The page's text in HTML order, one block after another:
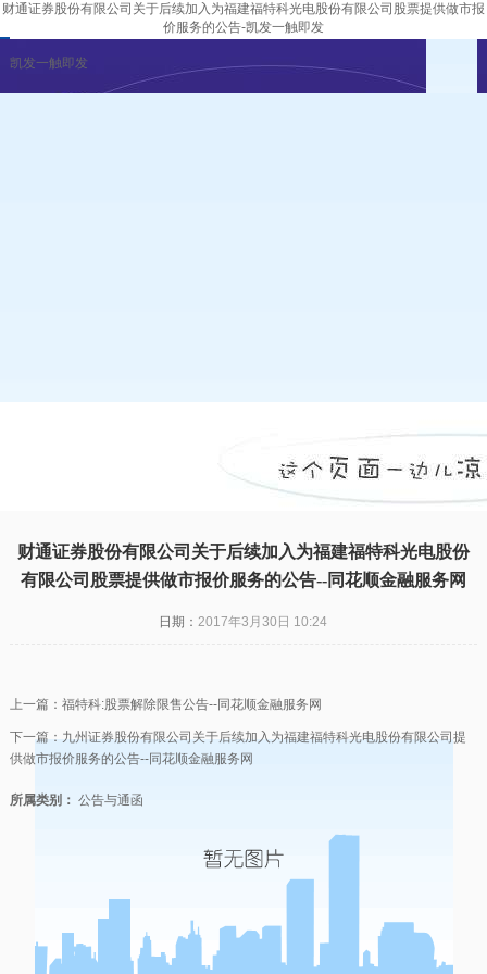
财通证券股份有限公司关于后续加入为福建福特科光电股份有限公司股票提供做市报
价服务的公告-凯发一触即发
凯发一触即发
财通证券股份有限公司关于后续加入为福建福特科光电股份
有限公司股票提供做市报价服务的公告--同花顺金融服务网
日期：2017年3月30日 10:24
上一篇： 福特科:股票解除限售公告--同花顺金融服务网
下一篇：九州证券股份有限公司关于后续加入为福建福特科光电股份有限公司提
供做市报价服务的公告--同花顺金融服务网
所属类别： 公告与通函